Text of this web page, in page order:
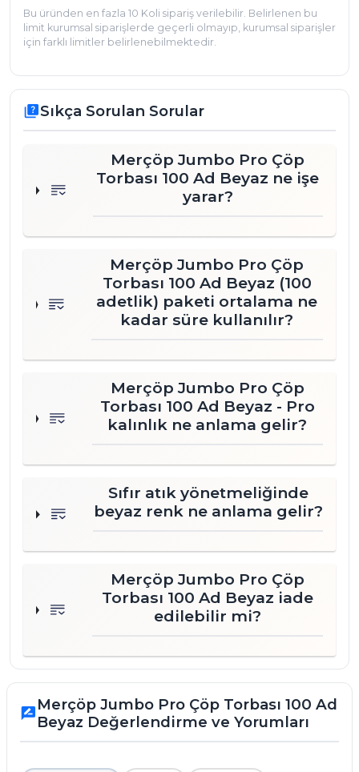
kullanım için idealdir.
Ölçüler ve Teknik Özellikler
Malzeme: LDPE
Renk: Beyaz - Yemek atıkları için uygun renk
kodlaması
Rulo Ağırlığı: 400 gram
Koli Ağırlığı: 4.2 kg (Koli içinde 10 rulo bulunur)
doğar. Satın almadan önce, boy/kapasite/mikron
seçimini hızla doğrulamak için Kalite Rehberini
inceleyin; yanlış seçim kaynaklı yırtılma ve ekstra
tüketimi önleyin.
Bu üründen en fazla 10 Koli sipariş verilebilir. Belirlenen bu
limit kurumsal siparişlerde geçerli olmayıp, kurumsal siparişler
için farklı limitler belirlenebilmektedir.
quizSıkça Sorulan Sorular
Merçöp Jumbo Pro Çöp
Torbası 100 Ad Beyaz ne işe
yarar?
Merçöp Jumbo Pro Çöp
Torbası 100 Ad Beyaz (100
adetlik) paketi ortalama ne
kadar süre kullanılır?
Merçöp Jumbo Pro Çöp
Torbası 100 Ad Beyaz - Pro
kalınlık ne anlama gelir?
Sıfır atık yönetmeliğinde
beyaz renk ne anlama gelir?
Merçöp Jumbo Pro Çöp
Torbası 100 Ad Beyaz iade
edilebilir mi?
rate_reviewMerçöp Jumbo Pro Çöp Torbası 100 Ad
Beyaz Değerlendirme ve Yorumları